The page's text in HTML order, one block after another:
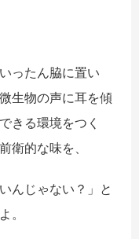
ったん脇に置い
生物の声に耳を傾
きる環境をつく
衛的な味を、
んじゃない？」と
。